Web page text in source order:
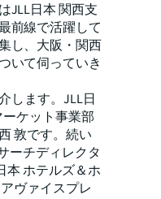
JLL日本 関西支
前線で活躍して
し、大阪・関西
いて伺っていき
します。JLL日
ケット事業部
敦です。続い
ーチディレクタ
本 ホテルズ＆ホ
ヴァイスプレ